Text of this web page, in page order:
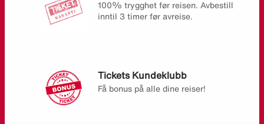
100% trygghet før reisen. Avbestill
inntil 3 timer før avreise.
Tickets Kundeklubb
Få bonus på alle dine reiser!